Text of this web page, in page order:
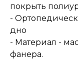
покрыть
-
дно
- Материал -
фанера.